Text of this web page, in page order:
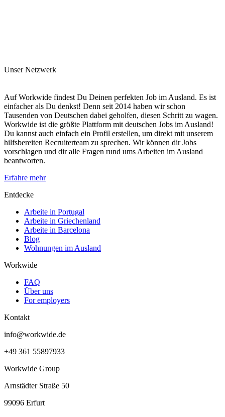
Unser Netzwerk
Auf Workwide findest Du Deinen perfekten Job im Ausland. Es ist
einfacher als Du denkst! Denn seit 2014 haben wir schon
Tausenden von Deutschen dabei geholfen, diesen Schritt zu wagen.
Workwide ist die größte Plattform mit deutschen Jobs im Ausland!
Du kannst auch einfach ein Profil erstellen, um direkt mit unserem
hilfsbereiten Recruiterteam zu sprechen. Wir können dir Jobs
vorschlagen und dir alle Fragen rund ums Arbeiten im Ausland
beantworten.
Erfahre mehr
Entdecke
Arbeite in Portugal
Arbeite in Griechenland
Arbeite in Barcelona
Blog
Wohnungen im Ausland
Workwide
FAQ
Über uns
For employers
Kontakt
info@workwide.de
+49 361 55897933
Workwide Group
Arnstädter Straße 50
99096 Erfurt